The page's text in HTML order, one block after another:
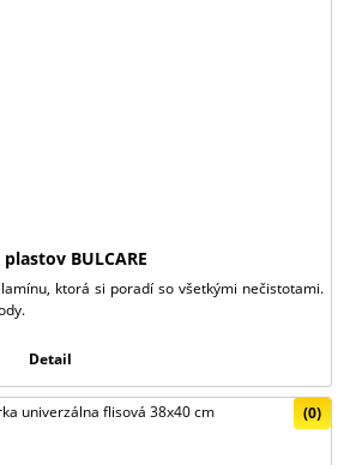
BULCARE
ktorá si poradí so všetkými nečistotami.
Detail
(0)